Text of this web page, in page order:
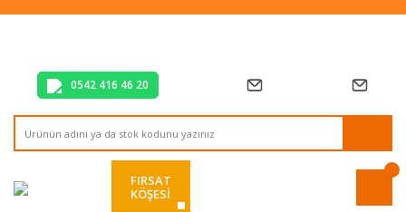
Tüm Alışverişlerde Vade Farksız 2 Taksit!
0542 416 46 20
FIRSAT
KÖŞESİ